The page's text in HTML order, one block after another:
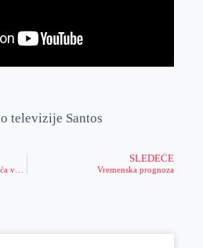
televizije Santos
Hronična opstruktivna bolest pluća veoma rasprostranjena
SLEDEĆE
Vremenska prognoza